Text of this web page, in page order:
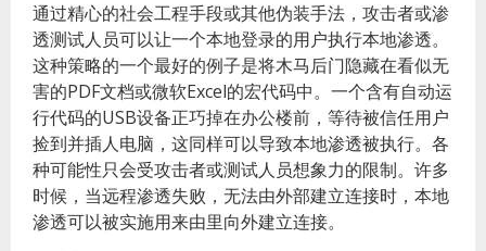
通过精心的社会工程手段或其他伪装手法，攻击者或渗
透测试人员可以让一个本地登录的用户执行本地渗透。
这种策略的一个最好的例子是将木马后门隐藏在看似无
害的PDF文档或微软Excel的宏代码中。一个含有自动运
行代码的USB设备正巧掉在办公楼前，等待被信任用户
捡到并插人电脑，这同样可以导致本地渗透被执行。各
种可能性只会受攻击者或测试人员想象力的限制。许多
时候，当远程渗透失败，无法由外部建立连接时，本地
渗透可以被实施用来由里向外建立连接。